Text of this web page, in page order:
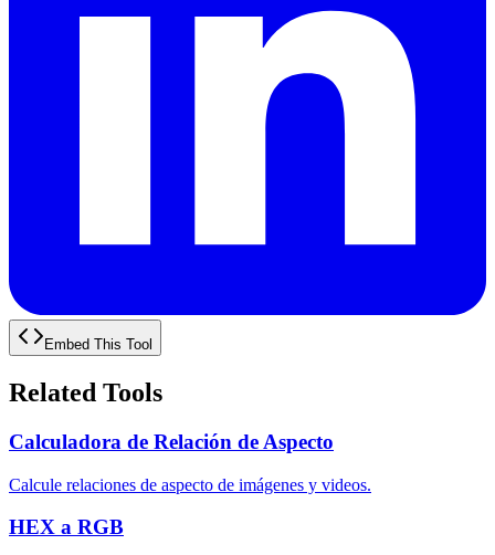
Embed This Tool
Related Tools
Calculadora de Relación de Aspecto
Calcule relaciones de aspecto de imágenes y videos.
HEX a RGB